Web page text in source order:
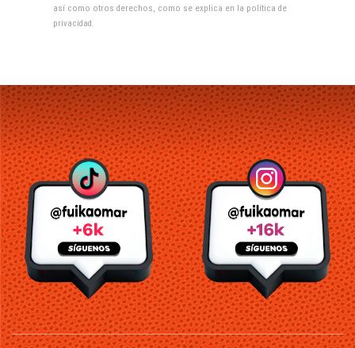
así como otros derechos, como se explica en la política de
privacidad .